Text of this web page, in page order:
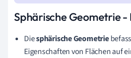
Sphärische Geometrie
Diesphärische Geometrie
Eigenschaften von Flächen auf